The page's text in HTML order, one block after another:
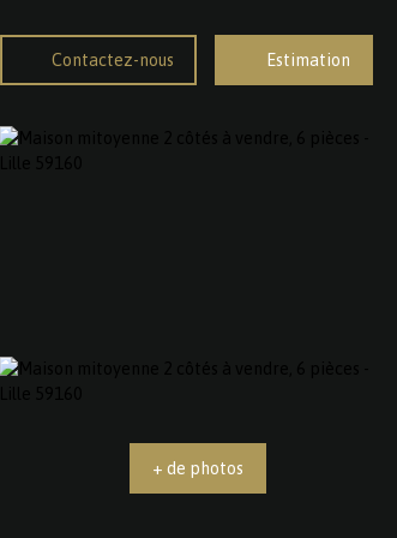
Contactez-nous Estimation
+ de photos